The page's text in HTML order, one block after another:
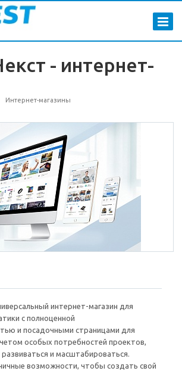
- интернет-
Интернет-магазины
интернет-магазин для
с полноценной
и посадочными страницами для
особых потребностей проектов,
и масштабироваться.
возможности, чтобы создать свой